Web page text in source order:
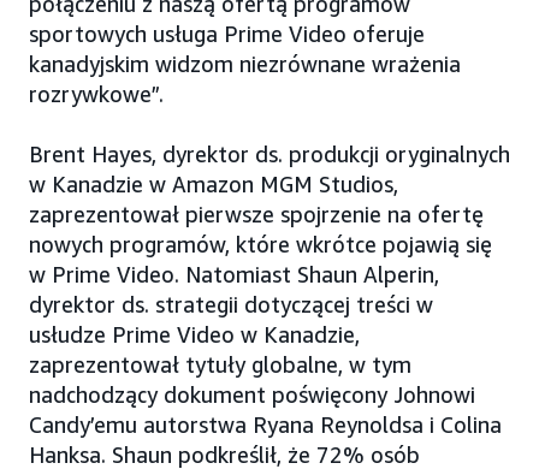
sportowych usługa Prime Video oferuje
kanadyjskim widzom niezrównane wrażenia
rozrywkowe”.
Brent Hayes, dyrektor ds. produkcji oryginalnych
w Kanadzie w Amazon MGM Studios,
zaprezentował pierwsze spojrzenie na ofertę
nowych programów, które wkrótce pojawią się
w Prime Video. Natomiast Shaun Alperin,
dyrektor ds. strategii dotyczącej treści w
usłudze Prime Video w Kanadzie,
zaprezentował tytuły globalne, w tym
nadchodzący dokument poświęcony Johnowi
Candy’emu autorstwa Ryana Reynoldsa i Colina
Hanksa. Shaun podkreślił, że 72% osób